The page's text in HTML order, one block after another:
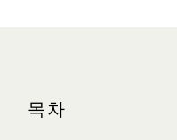
목차